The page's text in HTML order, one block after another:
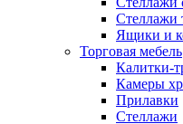
Стеллажи
Ящики и
Торговая мебель
Калитки-
Камеры
Прилавки
Стеллажи